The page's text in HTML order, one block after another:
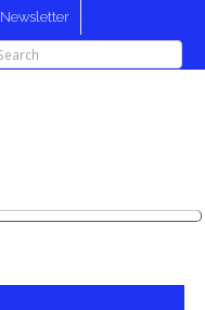
Newsletter